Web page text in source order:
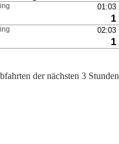
der nächsten 3 Stunden